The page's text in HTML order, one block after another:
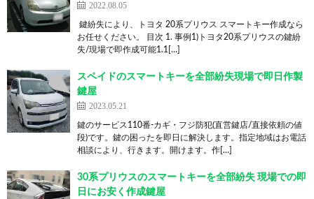
2022.08.05
鍵紛失により、トヨタ 20系プリウス スマートキー作成なら
お任せください。 目次 1. 事例1)トヨタ20系プリウスの鍵紛
失/現場で即作成可能1.1[…]
スペイドのスマートキーを全部紛失現場で即日作製
鍵屋
2023.05.21
鍵のサービス110番-カギ・フジ防犯(直営鍵店/直接依頼の値
段)です。鍵の困ったを即日に解決します。指定地域はお電話
相談により、行きます。開けます。作[…]
30系プリウスのスマートキーを全部紛失 現場での即
日にお安く作成鍵屋